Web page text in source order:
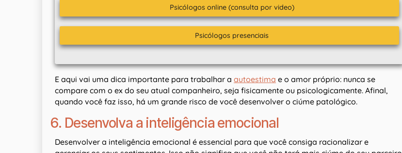
Psicólogos online (consulta por video)
Psicólogos presenciais
E aqui vai uma dica importante para trabalhar a autoestima e o amor próprio: nunca se
compare com o ex do seu atual companheiro, seja fisicamente ou psicologicamente. Afinal,
quando você faz isso, há um grande risco de você desenvolver o ciúme patológico.
6. Desenvolva a inteligência emocional
Desenvolver a inteligência emocional é essencial para que você consiga racionalizar e